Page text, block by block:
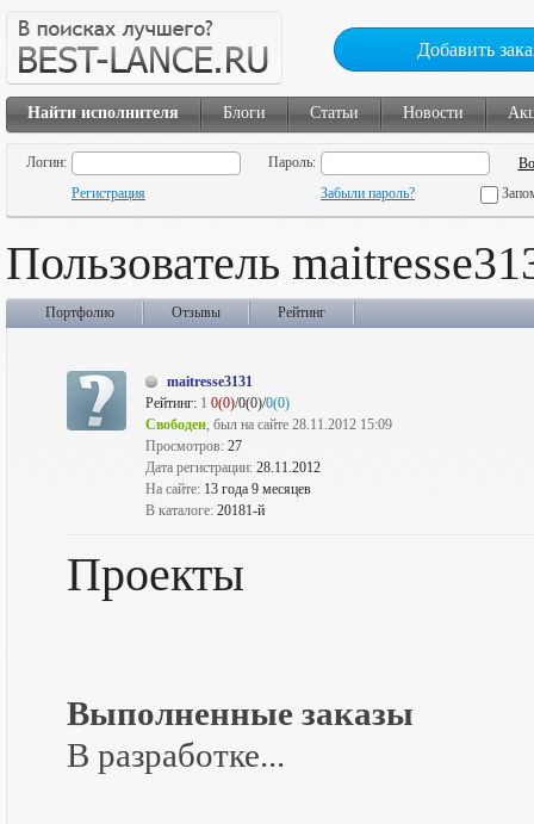
Добавить
Найти исполнителя Блоги Статьи Новости
Логин:
Пароль:
Регистрация
Забыли пароль?
Пользователь
Портфолио Отзывы Рейтинг
maitresse3131
Рейтинг: 1 0(0)/0(0)/0(0)
Свободен, был на сайте 28.11.2012 15:09
Просмотров: 27
Дата регистрации: 28.11.2012
На сайте: 13 года 9 месяцев
В каталоге: 20181-й
Проекты
Выполненные заказы
В разработке...